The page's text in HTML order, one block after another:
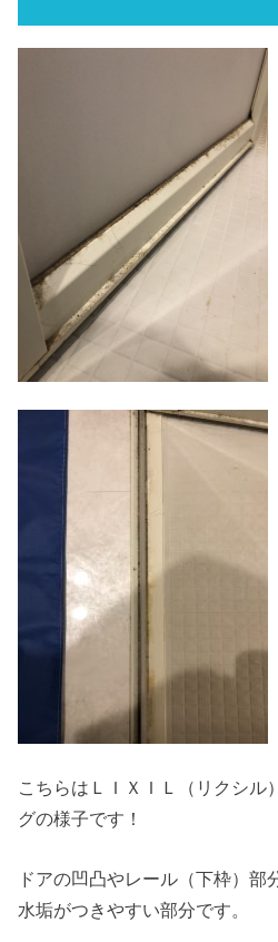
こちらはＬＩＸＩＬ（リクシル
グの様子です！
ドアの凹凸やレール（下枠）部
水垢がつきやすい部分です。